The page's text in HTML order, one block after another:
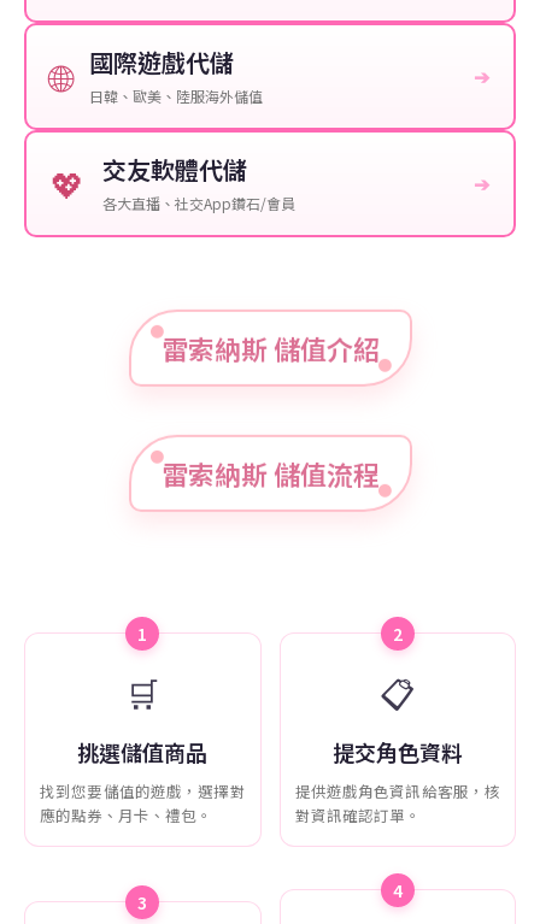
🌐 國際遊戲代儲
日韓、歐美、陸服海外儲值
➔
💖 交友軟體代儲
各大直播、社交App鑽石/會員
➔
雷索納斯 儲值介紹
雷索納斯 儲值流程
1
🛒
挑選儲值商品
找到您要儲值的遊戲，選擇對
應的點券、月卡、禮包。
2
📋
提交角色資料
提供遊戲角色資訊給客服，核
對資訊確認訂單。
3 4